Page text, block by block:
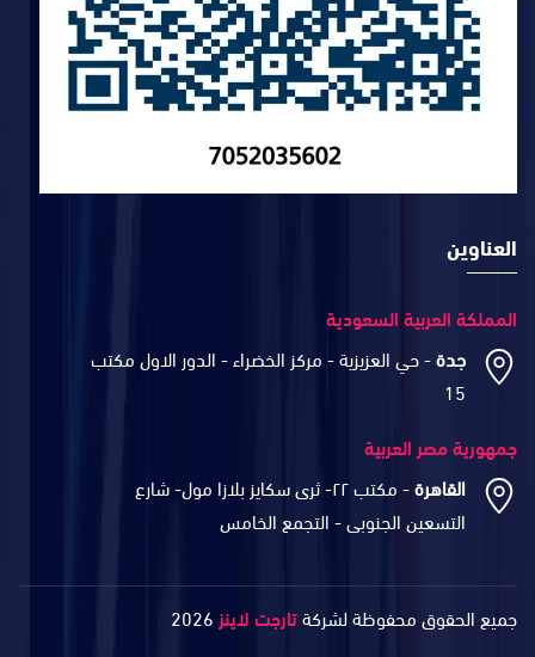
العناوين
المملكة العربية السعودية
جدة- حي العزيزية - مركز الخضراء - الدور الاول مكتب
15
جمهورية مصر العربية
القاهرة
- مكتب ٢٢- ثرى سكايز بلازا مول- شارع
التسعين الجنوبى - التجمع الخامس
جميع الحقوق محفوظة لشركةتارجت لاينز 2026